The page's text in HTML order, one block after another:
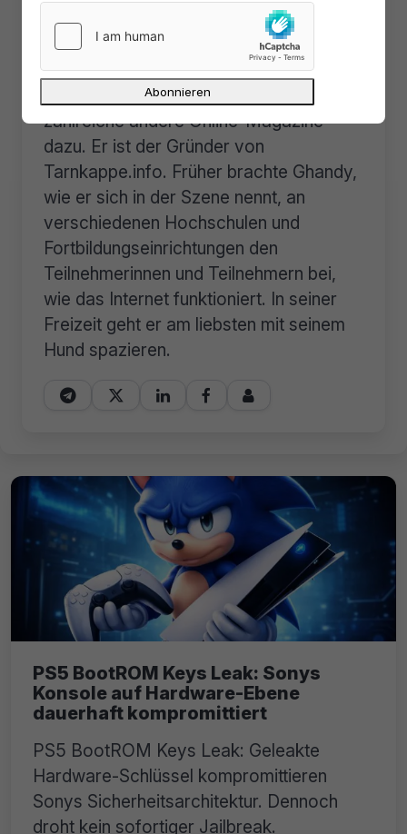
Lars Sobiraj fing im Jahr 2000 an, als
Quereinsteiger für verschiedene
Computerzeitschriften tätig zu sein.
2006 kamen neben gulli.com noch
zahlreiche andere Online-Magazine
dazu. Er ist der Gründer von
Tarnkappe.info. Früher brachte Ghandy,
wie er sich in der Szene nennt, an
verschiedenen Hochschulen und
Fortbildungseinrichtungen den
Teilnehmerinnen und Teilnehmern bei,
wie das Internet funktioniert. In seiner
Freizeit geht er am liebsten mit seinem
Hund spazieren.
    
PS5 BootROM Keys Leak: Sonys
Konsole auf Hardware-Ebene
dauerhaft kompromittiert
PS5 BootROM Keys Leak: Geleakte
Hardware-Schlüssel kompromittieren
Sonys Sicherheitsarchitektur. Dennoch
droht kein sofortiger Jailbreak.